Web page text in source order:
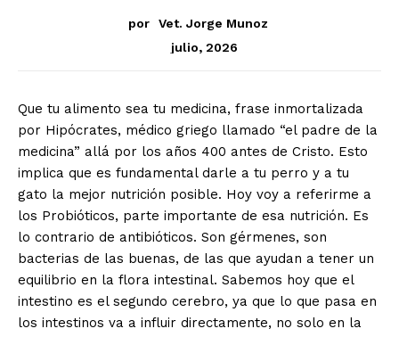
por
Vet. Jorge Munoz
julio, 2026
Que tu alimento sea tu medicina, frase inmortalizada
por Hipócrates, médico griego llamado “el padre de la
medicina” allá por los años 400 antes de Cristo. Esto
implica que es fundamental darle a tu perro y a tu
gato la mejor nutrición posible. Hoy voy a referirme a
los Probióticos, parte importante de esa nutrición. Es
lo contrario de antibióticos. Son gérmenes, son
bacterias de las buenas, de las que ayudan a tener un
equilibrio en la flora intestinal. Sabemos hoy que el
intestino es el segundo cerebro, ya que lo que pasa en
los intestinos va a influir directamente, no solo en la